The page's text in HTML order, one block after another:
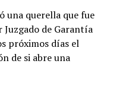
una querella que fue
de Garantía
próximos días el
de si abre una